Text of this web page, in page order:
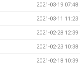
2021-03-19 07:48
2021-03-11 11:23
2021-02-28 12:39
2021-02-23 10:38
2021-02-18 10:39